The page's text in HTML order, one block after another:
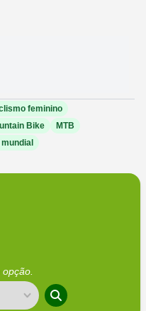
feminino
Bike
MTB